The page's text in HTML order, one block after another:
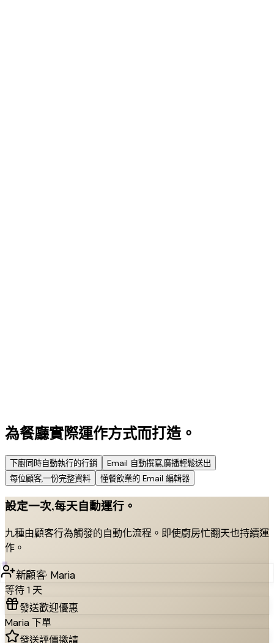
為餐廳實際運作方式而打造。
下廚同時自動執行的行銷
Email 自動撰寫,廣播輕鬆送出
每位顧客,一份完整資料
懂餐飲業的 Email 編輯器
設定一次,每天自動運行。
九種由顧客行為觸發的自動化流程。即使廚房忙翻天也持續運
作。
新顧客 ·Maria
等待 1 天
發送歡迎優惠
Maria 下單
發送評價邀請